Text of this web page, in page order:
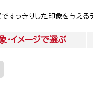
っきりした印象を与える
・イメージで選ぶ